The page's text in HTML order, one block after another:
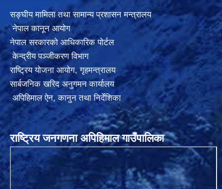
सङ्घीय मामिला तथा सामान्य प्रशासन मन्त्रालय
नेपाल कानून आयोग
नेपाल सरकारको आधिकारिक पोर्टल
केन्द्रीय पञ्जीकरण विभाग
राष्ट्रिय योजना आयोग,गृहमन्त्रालय
सार्बजनिक खरिद अनुगमन कार्यालय
अपिहिमाल ऐन, कानुन तथा निर्देशिका
राष्ट्रिय जनगणना अपिहिमाल गाउँपालिका